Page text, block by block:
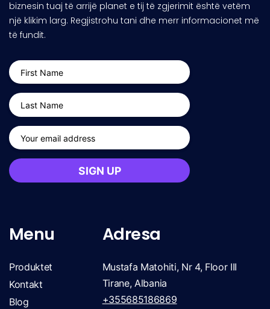
biznesin tuaj të arrijë planet e tij të zgjerimit është vetëm
një klikim larg. Regjistrohu tani dhe merr informacionet më
të fundit.
Menu
Produktet
Kontakt
Blog
Adresa
Mustafa Matohiti, Nr 4, Floor III
Tirane, Albania
+355685186869